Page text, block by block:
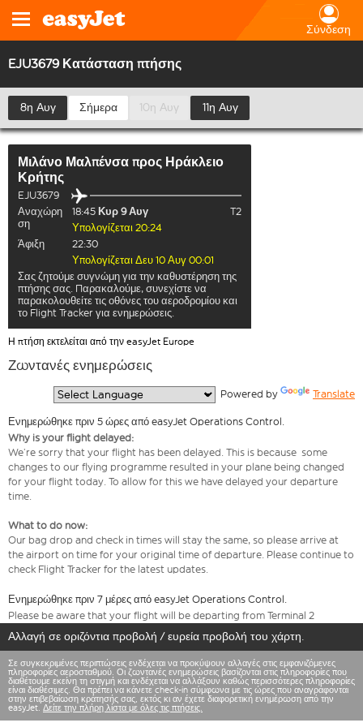
Σύνδεση
EJU3679 Κατάσταση πτήσης
8η Αυγ Σήμερα 10η Αυγ 11η Αυγ
Μιλάνο Μαλπένσα προς Ηράκλειο
Κρήτης
EJU3679
Αναχώρη
ση
18:45 Κυρ 9 Αυγ
T2
Υπολογίζεται 20:24
Άφιξη
22:30
Υπολογίζεται Δευ 10 Αυγ 00:01
Σας ζητούμε συγνώμη για την καθυστέρηση της
πτήσης σας. Παρακαλούμε, συνεχίστε να
παρακολουθείτε τις οθόνες του αεροδρομίου και
το Flight Tracker για ενημερώσεις.
Η πτήση εκτελείται από την easyJet Europe
Ζωντανές ενημερώσεις
Powered by Translate
Ενημερώθηκε πριν 5 ώρες από easyJet Operations Control.
Why is your flight delayed:
We’re sorry that your flight has been delayed. This is because some
changes to our flying programme resulted in your plane being changed
for your flight today. To allow for this we have delayed your departure
time.
What to do now:
Our bag drop and check in times will stay the same, so please arrive at
the airport on time for your original time of departure. Please continue to
check Flight Tracker for the latest updates.
Ενημερώθηκε πριν 7 μέρες από easyJet Operations Control.
Please be aware that your flight will be departing from Terminal 2
Αλλαγή σε οριζόντια προβολή / ευρεία προβολή του χάρτη.
Σε συγκεκριμένες περιπτώσεις ενδέχεται να προκύψουν αλλαγές στις εμφανιζόμενες
πληροφορίες αεροσταθμού. Οι ζωντανές ενημερώσεις βασίζονται στις πληροφορίες που
διαθέτουμε εκείνη τη στιγμή και ενδέχεται να αλλάξουν καθώς περισσότερες πληροφορίες
είναι διαθέσιμες. Θα πρέπει να κάνετε check-in σύμφωνα με τις ώρες που αναγράφονται
στην επιβεβαίωση κράτησής σας, εκτός κι αν έχετε διαφορετική ενημέρωση από την
easyJet. Δείτε την πλήρη λίστα με όλες τις πτήσεις.